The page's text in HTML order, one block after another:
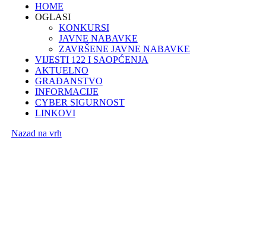
HOME
OGLASI
KONKURSI
JAVNE NABAVKE
ZAVRŠENE JAVNE NABAVKE
VIJESTI 122 I SAOPĆENJA
AKTUELNO
GRAĐANSTVO
INFORMACIJE
CYBER SIGURNOST
LINKOVI
Nazad na vrh